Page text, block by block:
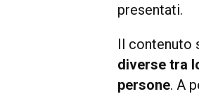
presentati.
Il contenuto
diverse tra
persone. A